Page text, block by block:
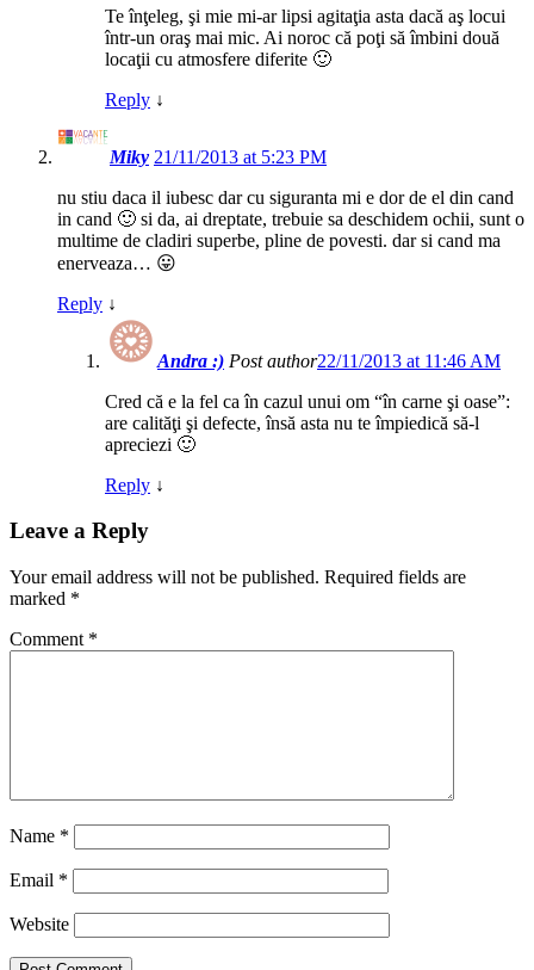
Te înţeleg, şi mie mi-ar lipsi agitaţia asta dacă aş locui
într-un oraş mai mic. Ai noroc că poţi să îmbini două
locaţii cu atmosfere diferite 🙂
Reply ↓
Miky 21/11/2013 at 5:23 PM
nu stiu daca il iubesc dar cu siguranta mi e dor de el din cand
in cand 🙂 si da, ai dreptate, trebuie sa deschidem ochii, sunt o
multime de cladiri superbe, pline de povesti. dar si cand ma
enerveaza… 😛
Reply ↓
Andra :) Post author22/11/2013 at 11:46 AM
Cred că e la fel ca în cazul unui om “în carne şi oase”:
are calităţi şi defecte, însă asta nu te împiedică să-l
apreciezi 🙂
Reply ↓
Leave a Reply
Your email address will not be published. Required fields are
marked *
Comment *
Name *
Email *
Website